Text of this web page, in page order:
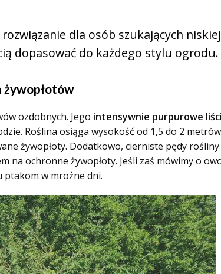
dla osób szukających
dopasować do każdego stylu ogrodu.
żywopłotów
ozdobnych. Jego intensywnie purpurowe
Roślina osiąga wysokość od 1,5 do 2
żywopłoty. Dodatkowo, cierniste pędy
na ochronne żywopłoty. Jeśli zaś mówimy o
w mroźne dni.